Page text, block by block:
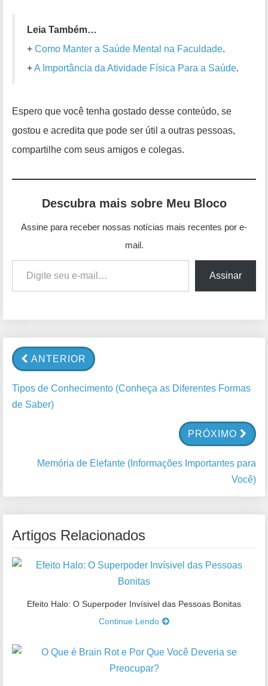
Leia Também…
+ Como Manter a Saúde Mental na Faculdade.
+A Importância da Atividade Física Para a Saúde.
Espero que você tenha gostado desse conteúdo, se
gostou e acredita que pode ser útil a outras pessoas,
compartilhe com seus amigos e colegas.
Descubra mais sobre Meu Bloco
Assine para receber nossas notícias mais recentes por e-
mail.
Digite seu e-mail…
Assinar
ANTERIOR
Tipos de Conhecimento (Conheça as Diferentes Formas
de Saber)
PRÓXIMO
Memória de Elefante (Informações Importantes para
Você)
Artigos Relacionados
Efeito Halo: O Superpoder Invísivel das Pessoas Bonitas
Continue Lendo